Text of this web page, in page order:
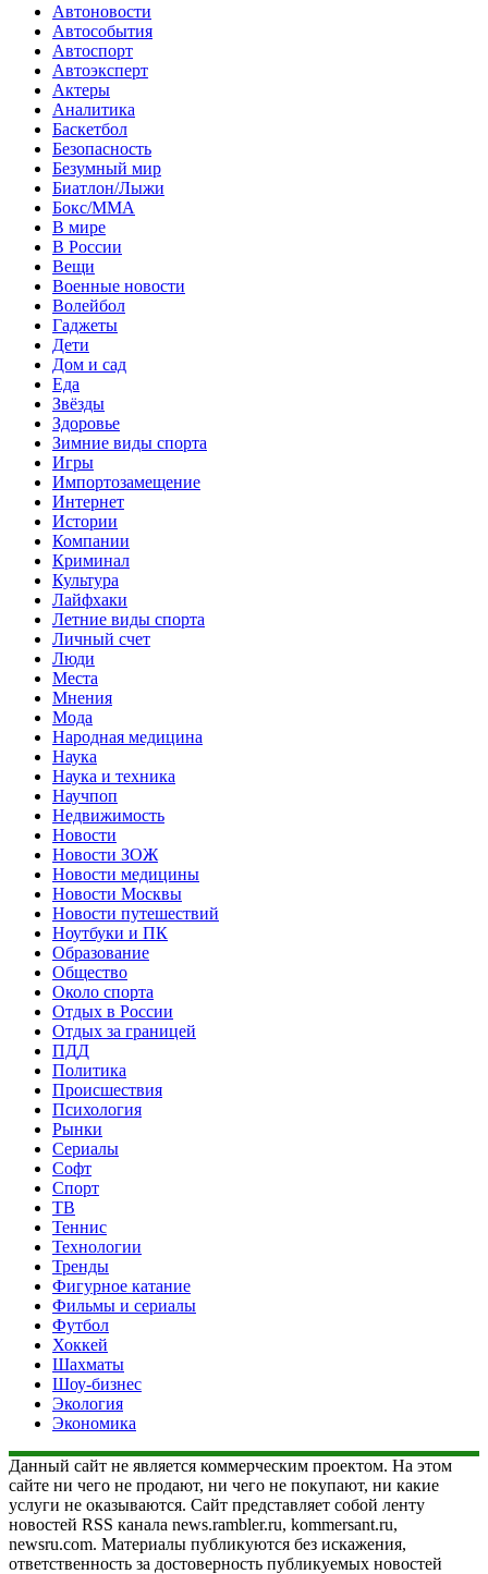
Автоновости
Автособытия
Автоспорт
Автоэксперт
Актеры
Аналитика
Баскетбол
Безопасность
Безумный мир
Биатлон/Лыжи
Бокс/MMA
В мире
В России
Вещи
Военные новости
Волейбол
Гаджеты
Дети
Дом и сад
Еда
Звёзды
Здоровье
Зимние виды спорта
Игры
Импортозамещение
Интернет
Истории
Компании
Криминал
Культура
Лайфхаки
Летние виды спорта
Личный счет
Люди
Места
Мнения
Мода
Народная медицина
Наука
Наука и техника
Научпоп
Недвижимость
Новости
Новости ЗОЖ
Новости медицины
Новости Москвы
Новости путешествий
Ноутбуки и ПК
Образование
Общество
Около спорта
Отдых в России
Отдых за границей
ПДД
Политика
Происшествия
Психология
Рынки
Сериалы
Софт
Спорт
ТВ
Теннис
Технологии
Тренды
Фигурное катание
Фильмы и сериалы
Футбол
Хоккей
Шахматы
Шоу-бизнес
Экология
Экономика
Данный сайт не является коммерческим проектом. На этом
сайте ни чего не продают, ни чего не покупают, ни какие
услуги не оказываются. Сайт представляет собой ленту
новостей RSS канала news.rambler.ru, kommersant.ru,
newsru.com. Материалы публикуются без искажения,
ответственность за достоверность публикуемых новостей